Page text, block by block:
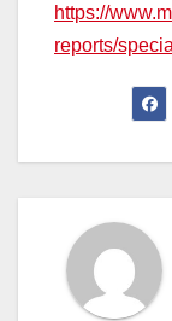
https://
reports/